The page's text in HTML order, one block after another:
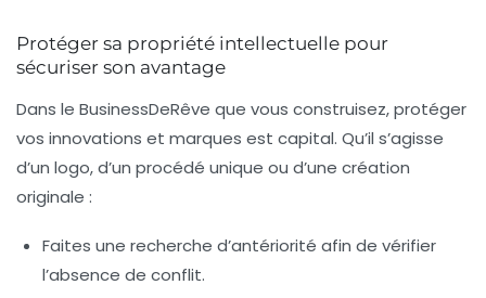
Protéger sa propriété intellectuelle pour
sécuriser son avantage
Dans le BusinessDeRêve que vous construisez, protéger
vos innovations et marques est capital. Qu’il s’agisse
d’un logo, d’un procédé unique ou d’une création
originale :
Faites une recherche d’antériorité afin de vérifier
l’absence de conflit.